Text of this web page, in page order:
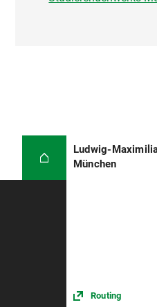
Ludwig-
München
Routing